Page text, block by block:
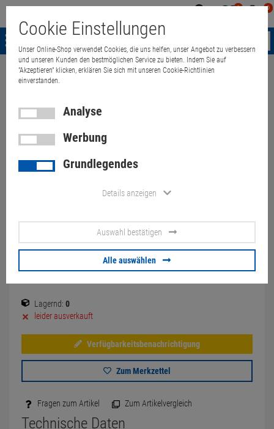
0 0
Menü
Weiter einkaufen
30" Dell UP3017 2560x1600 2x
HDMI 2x DP mDP (toter Pixel,
160,00 €
Lagernd: 0
leider ausverkauft
Verfügbarkeitsbenachrichtigung
Zum Merkzettel
Fragen zum Artikel Zum Artikelvergleich
Technische Daten
Cookie Einstellungen
Unser Online-Shop verwendet Cookies, die uns helfen, unser Angebot zu verbessern
und unseren Kunden den bestmöglichen Service zu bieten. Indem Sie auf
"Akzeptieren" klicken, erklären Sie sich mit unseren Cookie-Richtlinien
einverstanden.
Analyse
Werbung
Grundlegendes
Details anzeigen
Auswahl bestätigen
Alle auswählen